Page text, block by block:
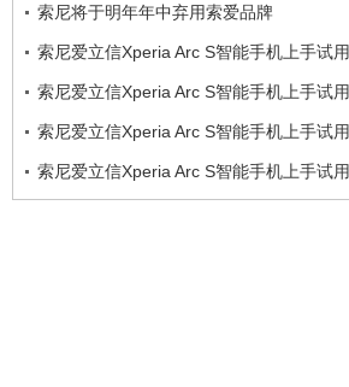
索尼将于明年年中弃用索爱品牌
索尼爱立信Xperia Arc S智能手机上手试用
索尼爱立信Xperia Arc S智能手机上手试用
索尼爱立信Xperia Arc S智能手机上手试用
索尼爱立信Xperia Arc S智能手机上手试用